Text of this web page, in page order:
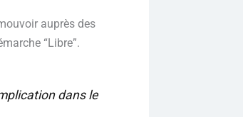
auprès des
“Libre”.
dans le